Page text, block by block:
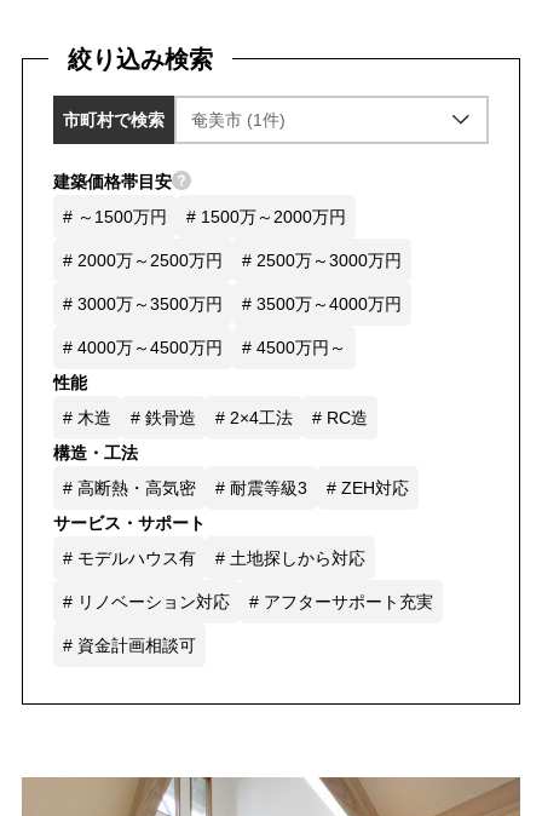
絞り込み検索
市町村で検索
建築価格帯目安
# ～1500万円
# 1500万～2000万円
# 2000万～2500万円 # 2500万～3000万円
# 3000万～3500万円 # 3500万～4000万円
# 4000万～4500万円
# 4500万円～
性能
# 木造
# 鉄骨造 # 2×4工法
# RC造
構造・工法
# 高断熱・高気密
# 耐震等級3
# ZEH対応
サービス・サポート
# モデルハウス有
# 土地探しから対応
# リノベーション対応 # アフターサポート充実
# 資金計画相談可